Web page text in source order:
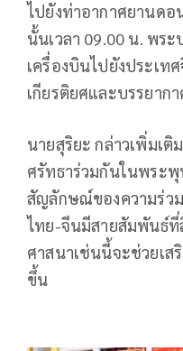
ไปยังท่าอากาศยานดอ
นั้นเวลา 09.00 น. พร
เครื่องบินไปยังประเท
เกียรติยศและบรรยาก
นายสุริยะ กล่าวเพิ่มเ
ศรัทธาร่วมกันในพระ
สัญลักษณ์ของความร่ว
ไทย-จีนมีสายสัมพันธ์ที่
ศาสนาเช่นนี้จะช่วยเส
ขึ้น